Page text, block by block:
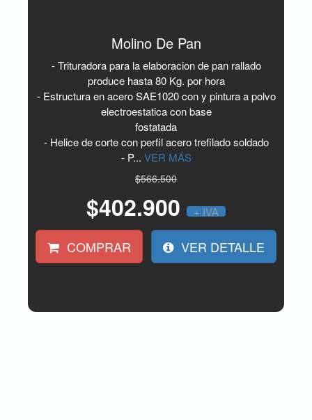
Molino De Pan
- Trituradora para la elaboracion de pan rallado
produce hasta 80 Kg. por hora
- Estructura en acero SAE1020 con y pintura a polvo
electroestatica con base
fostatada
- Helice de corte con perfil acero trefilado soldado
- P... VER MÁS
$566.500
$402.900 + IVA
COMPRAR VER DETALLE